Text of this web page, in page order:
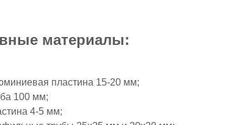
материалы:
пластина 15-20 мм;
100 мм;
4-5 мм;